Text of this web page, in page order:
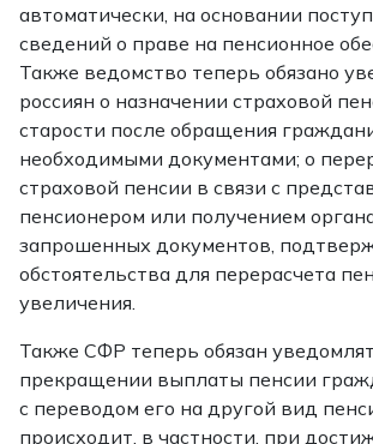
автоматически, на основании
сведений о праве на пенсионное
Также ведомство теперь обязано
россиян о назначении страховой
старости после обращения
необходимыми документами; о
страховой пенсии в связи с
пенсионером или получением
запрошенных документов,
обстоятельства для перерасчета
увеличения.
Также СФР теперь обязан
прекращении выплаты пенсии
с переводом его на другой вид
происходит, в частности, при